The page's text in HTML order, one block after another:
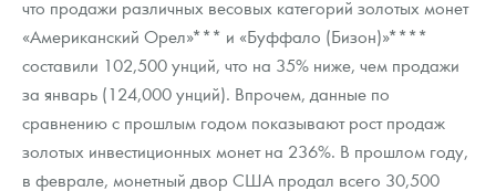
что продажи различных весовых категорий золотых монет
«Американский Орел»*** и «Буффало (Бизон)»****
составили 102,500 унций, что на 35% ниже, чем продажи
за январь (124,000 унций). Впрочем, данные по
сравнению с прошлым годом показывают рост продаж
золотых инвестиционных монет на 236%. В прошлом году,
в феврале, монетный двор США продал всего 30,500